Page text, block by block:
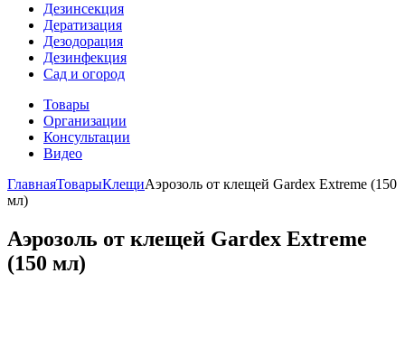
Дезинсекция
Дератизация
Дезодорация
Дезинфекция
Сад и огород
Товары
Организации
Консультации
Видео
ГлавнаяТоварыКлещиАэрозоль от клещей Gardex Extreme (150
мл)
Аэрозоль от клещей Gardex Extreme
(150 мл)